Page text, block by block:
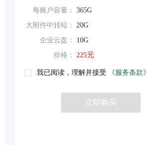
每账户容量：
365G
大附件中转站：
20G
企业云盘：
10G
价格：
225元
我已阅读，理解并接受 《服务条款》
立即购买